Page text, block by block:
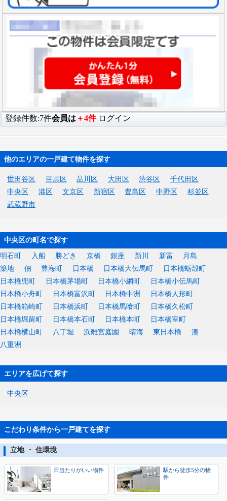
登録件数:7件会員は ＋4件 ログイン
他のエリアの一戸建て物件を探す
世田谷区 目黒区 品川区 大田区 渋谷区
千代田区
中央区
港区 文京区 新宿区 豊島区 中野区
杉並区
武蔵野市
中央区の町名で探す
明石町 入船 勝どき 京橋 銀座 新川 新富
月島
築地
佃 豊海町 日本橋 日本橋大伝馬町
日本橋蛎殻町
日本橋兜町
日本橋茅場町 日本橋小網町
日本橋小伝馬町
日本橋小舟町
日本橋富沢町 日本橋中洲
日本橋人形町
日本橋箱崎町
日本橋浜町 日本橋馬喰町
日本橋久松町
日本橋堀留町
日本橋本石町 日本橋本町
日本橋室町
日本橋横山町
八丁堀 浜離宮庭園 晴海 東日本橋
湊
八重洲
エリアを広げて探す
中央区
こだわり条件から一戸建てを探す
立地 ・ 住環境
日当たりがいい物件
駅から徒歩5分の物
件